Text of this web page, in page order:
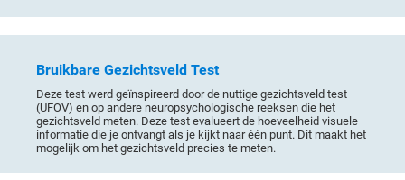
Bruikbare Gezichtsveld Test
Deze test werd geïnspireerd door de nuttige gezichtsveld test
(UFOV) en op andere neuropsychologische reeksen die het
gezichtsveld meten. Deze test evalueert de hoeveelheid visuele
informatie die je ontvangt als je kijkt naar één punt. Dit maakt het
mogelijk om het gezichtsveld precies te meten.